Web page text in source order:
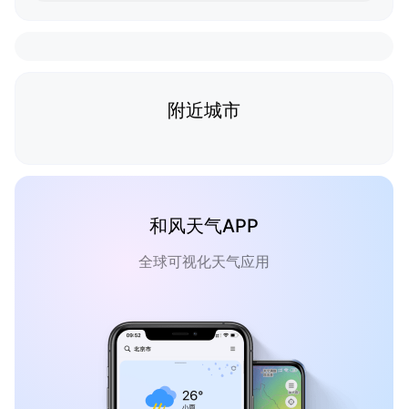
附近城市
和风天气APP
全球可视化天气应用